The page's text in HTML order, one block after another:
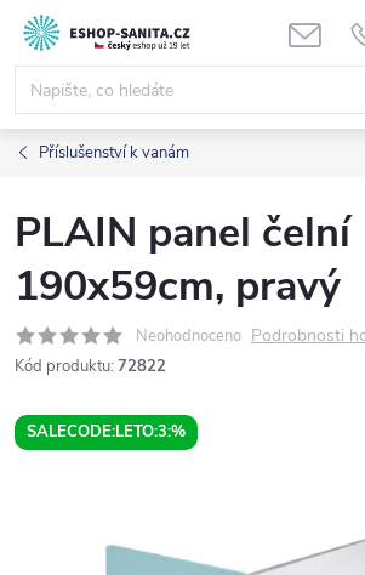
Přejít
obsah
Příslušenství k vanám
PLAIN panel čelní
190x59cm, pravý
Neohodnoceno Podrobnosti
Kód produktu: 72822
SALECODE:LETO:3:%